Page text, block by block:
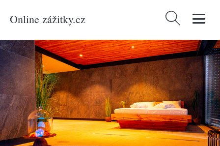
Online zážitky.cz Vyhledávání
Domů/Produkty/Zážitky/Relaxace a masáže/Privátní wellness/Privátní
wellness pro 2 osoby v hotelu Nobilis + láhev prosecca